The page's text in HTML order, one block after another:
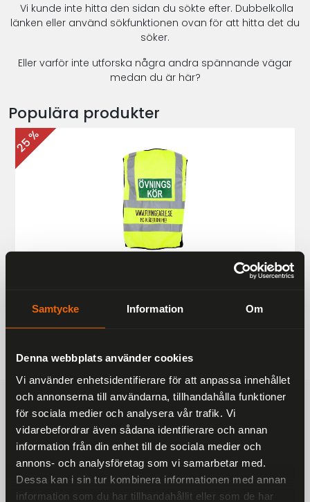
Samtycke Information Om
Denna webbplats använder cookies
Vi använder enhetsidentifierare för att anpassa innehållet
och annonserna till användarna, tillhandahålla funktioner
för sociala medier och analysera vår trafik. Vi
vidarebefordrar även sådana identifierare och annan
information från din enhet till de sociala medier och
annons- och analysföretag som vi samarbetar med.
Dessa kan i sin tur kombinera informationen med annan
information som du har tillhandahållit eller som de har
Vi kunde inte hitta den sidan du sökte efter. Dubbelkolla
länken eller använd sökfunktionen ovan för att hitta det du
söker.
Eller varför inte utforska några andra spännande vägar
medan du är här?
Populära produkter
25 %
187 kr
249 kr
FRAKTFRITT
På alla ordrar över 2000 kr
1-3 DAGAR LEVERANS
Inom Sverige med DHL
SÄKRA BETALNINGAR
Betalkort, Klarna eller Swish